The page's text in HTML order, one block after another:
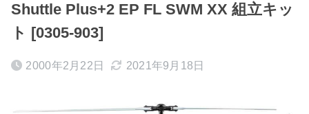
Shuttle Plus+2 EP FL SWM XX 組立キッ
ト [0305-903]
2000年2月22日 2021年9月18日